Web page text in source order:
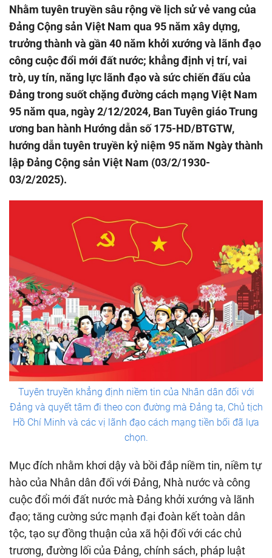
Nhằm tuyên truyền sâu rộng về lịch sử vẻ vang của
Đảng Cộng sản Việt Nam qua 95 năm xây dựng,
trưởng thành và gần 40 năm khởi xướng và lãnh đạo
công cuộc đổi mới đất nước; khẳng định vị trí, vai
trò, uy tín, năng lực lãnh đạo và sức chiến đấu của
Đảng trong suốt chặng đường cách mạng Việt Nam
95 năm qua, ngày 2/12/2024, Ban Tuyên giáo Trung
ương ban hành Hướng dẫn số 175-HD/BTGTW,
hướng dẫn tuyên truyền kỷ niệm 95 năm Ngày thành
lập Đảng Cộng sản Việt Nam (03/2/1930-
03/2/2025).
Tuyên truyền khẳng định niềm tin của Nhân dân đối với
Đảng và quyết tâm đi theo con đường mà Đảng ta, Chủ tịch
Hồ Chí Minh và các vị lãnh đạo cách mạng tiền bối đã lựa
chọn.
Mục đích nhằm khơi dậy và bồi đắp niềm tin, niềm tự
hào của Nhân dân đối với Đảng, Nhà nước và công
cuộc đổi mới đất nước mà Đảng khởi xướng và lãnh
đạo; tăng cường sức mạnh đại đoàn kết toàn dân
tộc, tạo sự đồng thuận của xã hội đối với các chủ
trương, đường lối của Đảng, chính sách, pháp luật